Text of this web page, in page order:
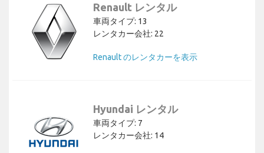
Renault レンタル
車両タイプ: 13
レンタカー会社: 22
Renault のレンタカーを表示
Hyundai レンタル
車両タイプ: 7
レンタカー会社: 14